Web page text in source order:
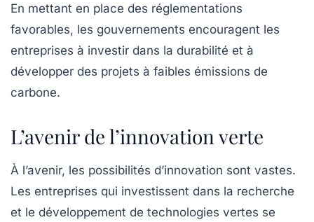
En mettant en place des réglementations
favorables, les gouvernements encouragent les
entreprises à investir dans la durabilité et à
développer des projets à faibles émissions de
carbone.
L’avenir de l’innovation verte
À l’avenir, les possibilités d’innovation sont vastes.
Les entreprises qui investissent dans la recherche
et le développement de technologies vertes se